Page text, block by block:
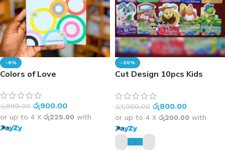
-9%
Colors of Love
රු990.00 රු900.00
or up to 4 X රු225.00 with
-20%
Cut Design 10pcs Kids
කාඩ්බෝඩ් පිටු සහිත පොත්
කට්ටලය
රු1,000.00 රු800.00
or up to 4 X රු200.00 with